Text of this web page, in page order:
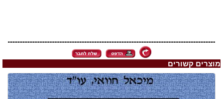
מוצרים קשורים